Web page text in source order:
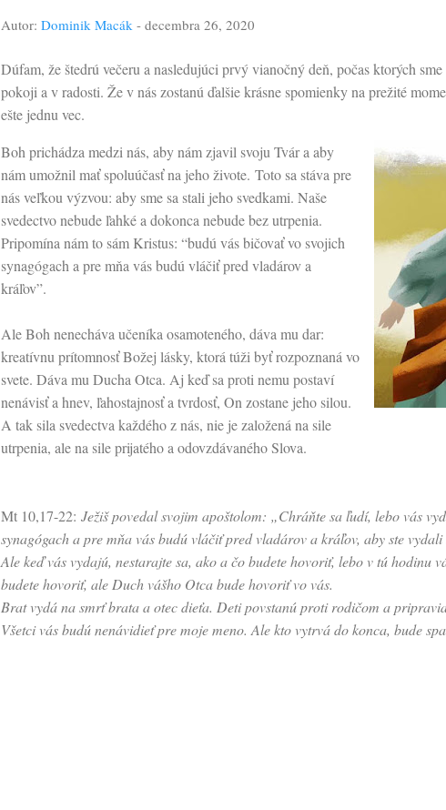
Autor: Dominik Macák - decembra 26, 2020
Dúfam, že štedrú večeru a nasledujúci prvý vianočný deň, počas ktorých
pokoji a v radosti. Že v nás zostanú ďalšie krásne spomienky na prežité
ešte jednu vec.
Boh prichádza medzi nás, aby nám zjavil svoju Tvár a aby
nám umožnil mať spoluúčasť na jeho živote. Toto sa stáva pre
nás veľkou výzvou: aby sme sa stali jeho svedkami. Naše
svedectvo nebude ľahké a dokonca nebude bez utrpenia.
Pripomína nám to sám Kristus: “budú vás bičovať vo svojich
synagógach a pre mňa vás budú vláčiť pred vladárov a
kráľov”.
Ale Boh nenecháva učeníka osamoteného, dáva mu dar:
kreatívnu prítomnosť Božej lásky, ktorá túži byť rozpoznaná vo
svete. Dáva mu Ducha Otca. Aj keď sa proti nemu postaví
nenávisť a hnev, ľahostajnosť a tvrdosť, On zostane jeho silou.
A tak sila svedectva každého z nás, nie je založená na sile
utrpenia, ale na sile prijatého a odovzdávaného Slova.
Mt 10,17-22: Ježiš povedal svojim apoštolom: „Chráňte sa ľudí, lebo vás
synagógach a pre mňa vás budú vláčiť pred vladárov a kráľov, aby ste
Ale keď vás vydajú, nestarajte sa, ako a čo budete hovoriť, lebo v tú hodinu
budete hovoriť, ale Duch vášho Otca bude hovoriť vo vás.
Brat vydá na smrť brata a otec dieťa. Deti povstanú proti rodičom a
Všetci vás budú nenávidieť pre moje meno. Ale kto vytrvá do konca, bude